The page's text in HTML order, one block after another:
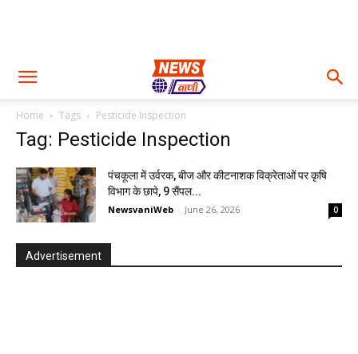
Home Tags Pesticide Inspection
Tag: Pesticide Inspection
पंचकूला में उर्वरक, बीज और कीटनाशक विक्रेताओं पर कृषि
विभाग के छापे, 9 सैंपल...
NewsvaniWeb - June 26, 2026 0
Advertisement